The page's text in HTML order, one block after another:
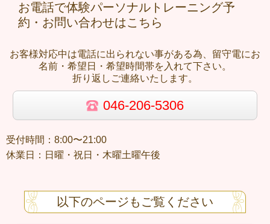
お電話で体験パーソナルトレーニング予
約・お問い合わせはこちら
お客様対応中は電話に出られない事がある為、留守電にお
名前・希望日・希望時間帯を入れて下さい。
折り返しご連絡いたします。
046-206-5306
受付時間：8:00〜21:00
休業日：日曜・祝日・木曜土曜午後
以下のページもご覧ください